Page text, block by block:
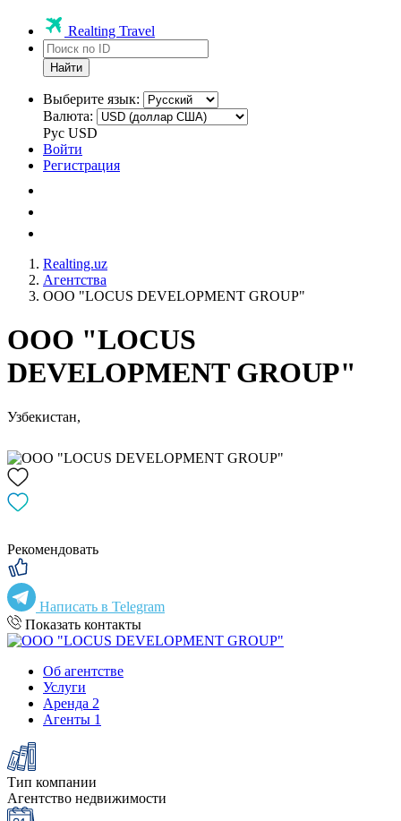
Realting Travel
Найти
Выберите язык:
Валюта:
Рус USD
Войти
Регистрация
Realting.uz
Агентства
OOO "LOCUS DEVELOPMENT GROUP"
OOO "LOCUS
DEVELOPMENT GROUP"
Узбекистан,
Рекомендовать
Написать в Telegram
Показать контакты
Об агентстве
Услуги
Аренда 2
Агенты 1
Тип компании
Агентство недвижимости